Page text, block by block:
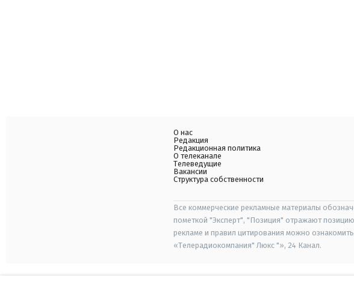
О нас
Редакция
Редакционная политика
О телеканале
Телеведущие
Вакансии
Структура собственности
Все коммерческие рекламные материалы
пометкой "Эксперт", "Позиция" отражают
рекламе и правил цитирования можно
«Телерадиокомпания" Люкс "», 24 Канал.